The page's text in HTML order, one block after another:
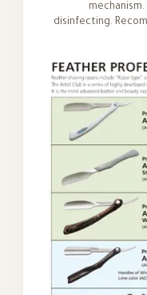
disinfecting.